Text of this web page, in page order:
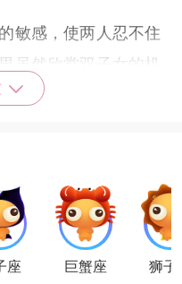
感，使两人忍不住
虽然欣赏双子女的机
想法。双子女的双重
都有善变和喜好自由
佳人眷侣。
出处
座 巨蟹座 狮子